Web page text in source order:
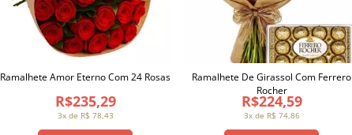
3x de R$ 78,43
R$235,29
Ramalhete Amor Eterno Com 24 Rosas
3x de R$ 74,86
R$224,59
Ramalhete De Girassol Com Ferrero
Rocher